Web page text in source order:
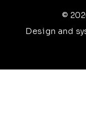
©
Design and